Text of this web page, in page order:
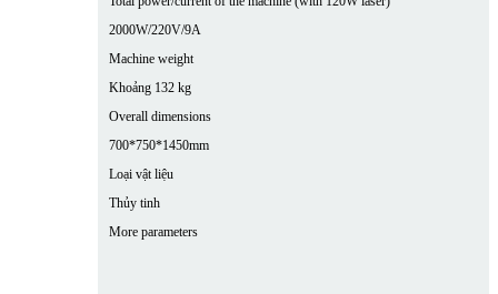
2000W/220V/9A
Machine weight
Khoảng 132 kg
Overall dimensions
700*750*1450mm
Loại vật liệu
Thủy tinh
More parameters